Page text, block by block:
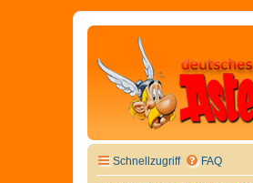
Schnellzugriff FAQ